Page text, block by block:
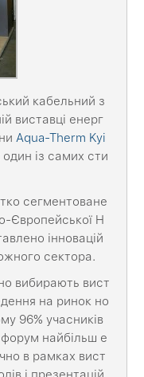
кабельний з
виставці енерг
Aqua-Therm Kyi
один із самих сти
сегментоване
Європейської H
інновацій
сектора.
вибирають вист
на ринок но
96% учасників
найбільш е
в рамках вист